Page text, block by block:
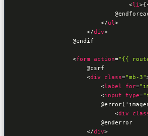
<li>
</ul>
</div>
                @endif
<form action="{{
                    @csrf
<div class="mb-3"
<label for=
<input type=
<div
                        @enderror
</div>